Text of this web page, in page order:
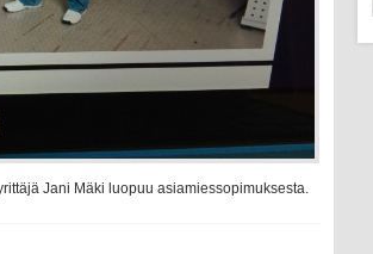
Jani Mäki luopuu asiamiessopimuksesta.